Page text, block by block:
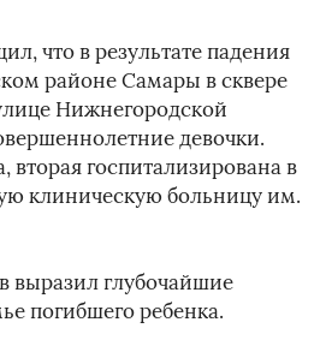
что в результате падения
районе Самары в сквере
Нижнегородской
девочки.
вторая госпитализирована в
клиническую больницу им.
выразил глубочайшие
погибшего ребенка.